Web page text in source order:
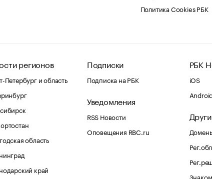
Политика Cookies РБК
регионов
Петербург и область
область
край
Подписки
Подписка на РБК
Уведомления
RSS Новости
Оповещения RBC.ru
РБК
iOS